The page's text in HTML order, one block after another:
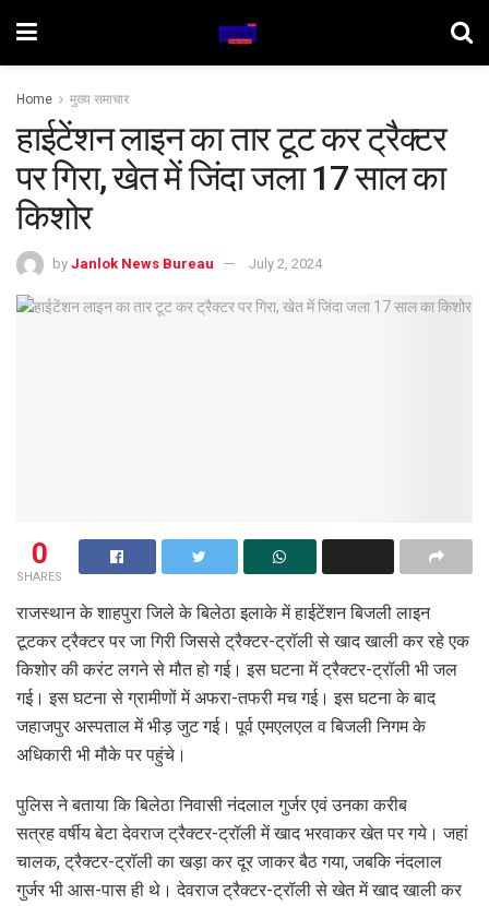
Home मुख्य समाचार
हाईटेंशन लाइन का तार टूट कर ट्रैक्टर
पर गिरा, खेत में जिंदा जला 17 साल का
किशोर
by Janlok News Bureau July 2, 2024
0
SHARES
राजस्थान के शाहपुरा जिले के बिलेठा इलाके में हाईटेंशन बिजली लाइन
टूटकर ट्रैक्टर पर जा गिरी जिससे ट्रैक्टर-ट्रॉली से खाद खाली कर रहे एक
किशोर की करंट लगने से मौत हो गई। इस घटना में ट्रैक्टर-ट्रॉली भी जल
गई। इस घटना से ग्रामीणों में अफरा-तफरी मच गई। इस घटना के बाद
जहाजपुर अस्पताल में भीड़ जुट गई। पूर्व एमएलएल व बिजली निगम के
अधिकारी भी मौके पर पहुंचे।
पुलिस ने बताया कि बिलेठा निवासी नंदलाल गुर्जर एवं उनका करीब
सत्रह वर्षीय बेटा देवराज ट्रैक्टर-ट्रॉली में खाद भरवाकर खेत पर गये। जहां
चालक, ट्रैक्टर-ट्रॉली का खड़ा कर दूर जाकर बैठ गया, जबकि नंदलाल
गुर्जर भी आस-पास ही थे। देवराज ट्रैक्टर-ट्रॉली से खेत में खाद खाली कर